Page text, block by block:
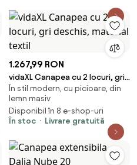
1.267,99 RON
vidaXL Canapea cu 2 locuri, gri
deschis, material textil
În stil modern, cu picioare, din
lemn masiv
Disponibil în 8 e-shop-uri
În stoc
Livrare gratuită